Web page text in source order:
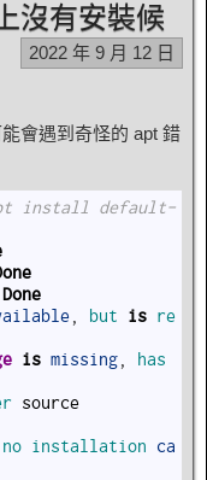
沒有安裝候
2022 年 9 月 12 日
會遇到奇怪的 apt 錯
install default-
Done
, but is re
is missing,
source
no installation ca